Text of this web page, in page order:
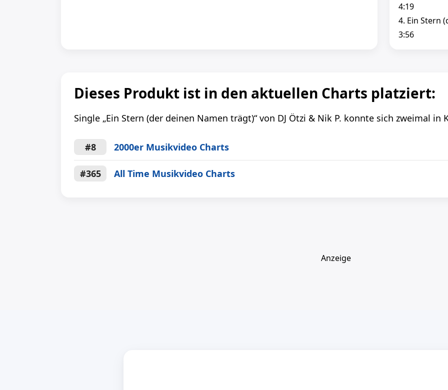
4:19
4. Ein Stern
3:56
Dieses Produkt ist in den aktuellen Charts platziert:
Single „Ein Stern (der deinen Namen trägt)“ von DJ Ötzi & Nik P. konnte sich zweimal in
#8 2000er Musikvideo Charts
#365 All Time Musikvideo Charts
Anzeige